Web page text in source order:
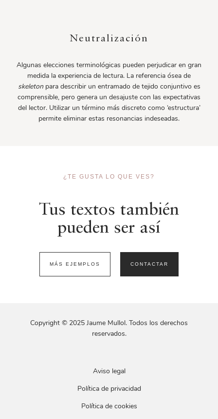
Neutralización
Algunas elecciones terminológicas pueden perjudicar en gran
medida la experiencia de lectura. La referencia ósea de
skeletonpara describir un entramado de tejido conjuntivo es
comprensible, pero genera un desajuste con las expectativas
del lector. Utilizar un término más discreto como ‘estructura’
permite eliminar estas resonancias indeseadas.
¿TE GUSTA LO QUE VES?
Tus textos también
pueden ser así
MÁS EJEMPLOS CONTACTAR
Copyright © 2025 Jaume Mullol. Todos los derechos
reservados.
Aviso legal
Política de privacidad
Política de cookies